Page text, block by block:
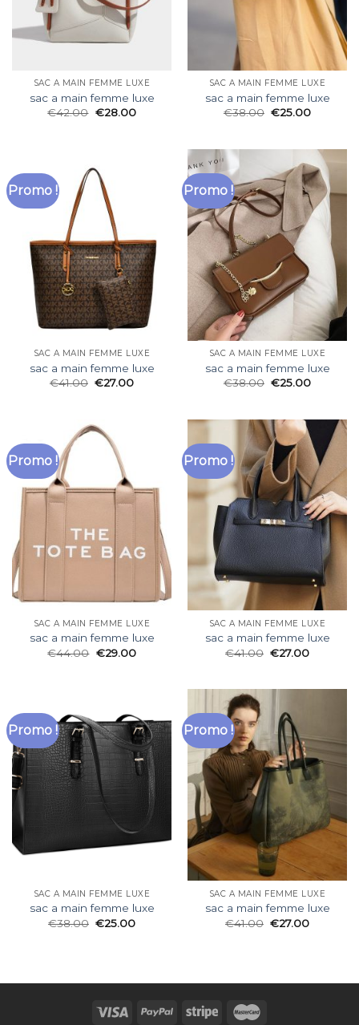
SAC A MAIN FEMME LUXE
sac a main femme luxe
€42.00 €28.00
SAC A MAIN FEMME LUXE
sac a main femme luxe
€38.00 €25.00
Promo !
SAC A MAIN FEMME LUXE
sac a main femme luxe
€41.00 €27.00
Promo !
SAC A MAIN FEMME LUXE
sac a main femme luxe
€38.00 €25.00
Promo !
SAC A MAIN FEMME LUXE
sac a main femme luxe
€44.00 €29.00
Promo !
SAC A MAIN FEMME LUXE
sac a main femme luxe
€41.00 €27.00
Promo !
SAC A MAIN FEMME LUXE
sac a main femme luxe
€38.00 €25.00
Promo !
SAC A MAIN FEMME LUXE
sac a main femme luxe
€41.00 €27.00